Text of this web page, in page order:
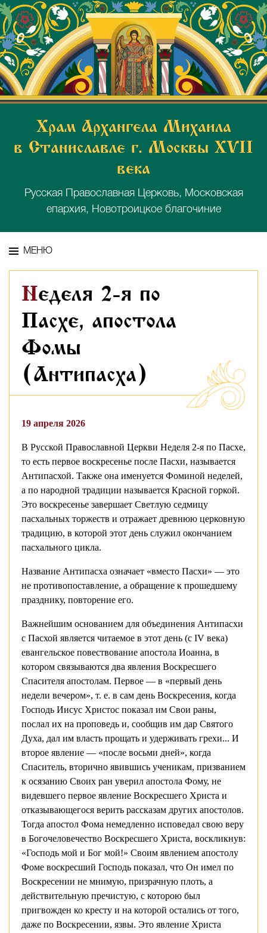
Храм Архангела Михаила
в Станиславле г. Москвы XVII
века
Русская Православная Церковь, Московская
епархия, Новотроицкое благочиние
МЕНЮ
Неделя 2-я по
Пасхе, апостола
Фомы
(Антипасха)
19 апреля 2026
В Русской Православной Церкви Неделя 2-я по Пасхе,
то есть первое воскресенье после Пасхи, называется
Антипасхой. Также она именуется Фоминой неделей,
а по народной традиции называется Красной горкой.
Это воскресенье завершает Светлую седмицу
пасхальных торжеств и отражает древнюю церковную
традицию, в которой этот день служил окончанием
пасхального цикла.
Название Антипасха означает «вместо Пасхи» — это
не противопоставление, а обращение к прошедшему
празднику, повторение его.
Важнейшим основанием для объединения Антипасхи
с Пасхой является читаемое в этот день (с IV века)
евангельское повествование апостола Иоанна, в
котором связываются два явления Воскресшего
Спасителя апостолам. Первое — в «первый день
недели вечером», т. е. в сам день Воскресения, когда
Господь Иисус Христос показал им Свои раны,
послал их на проповедь и, сообщив им дар Святого
Духа, дал им власть прощать и удерживать грехи... И
второе явление — «после восьми дней», когда
Спаситель, вторично явившись ученикам, призванием
к осязанию Своих ран уверил апостола Фому, не
видевшего первое явление Воскресшего Христа и
отказывающегося верить рассказам других апостолов.
Тогда апостол Фома немедленно исповедал свою веру
в Богочеловечество Воскресшего Христа, воскликнув:
«Господь мой и Бог мой!» Своим явлением апостолу
Фоме воскресший Господь показал, что Он имел по
Воскресении не мнимую, призрачную плоть, а
действительную пречистую, с которою был
пригвожден ко кресту и на которой остались от того,
даже по Воскресении, язвы. Это явление Христа